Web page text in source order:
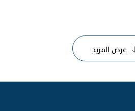
عرض المزيد